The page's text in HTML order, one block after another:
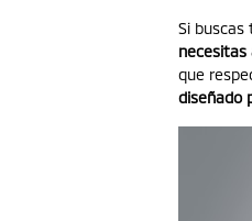
Si buscas
necesitas
que
diseñado